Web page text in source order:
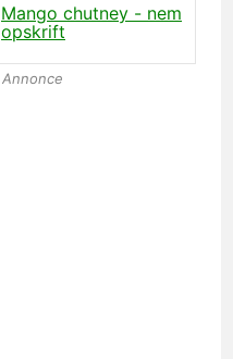
Mango chutney - nem
opskrift
Annonce